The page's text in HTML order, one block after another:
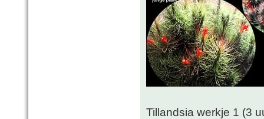
Tillandsia werkje 1 (3